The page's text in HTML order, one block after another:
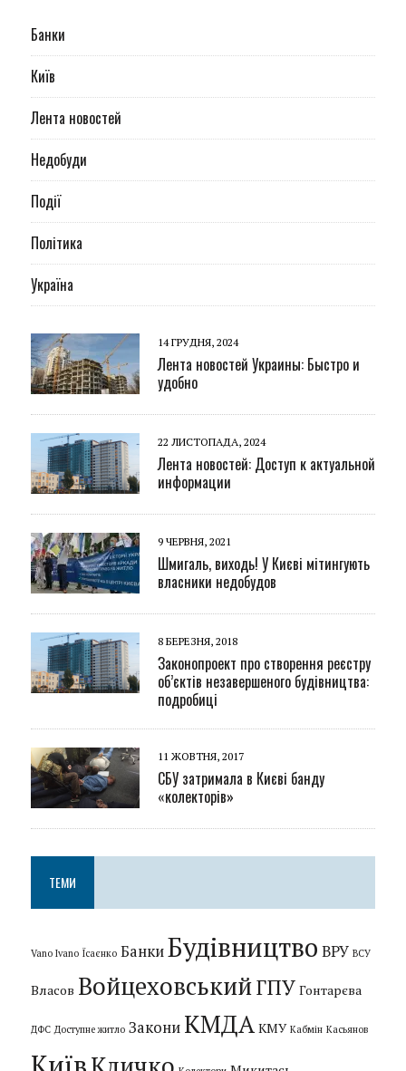
Банки
Київ
Лента новостей
Недобуди
Події
Політика
Україна
14 ГРУДНЯ, 2024
Лента новостей Украины: Быстро и
удобно
22 ЛИСТОПАДА, 2024
Лента новостей: Доступ к актуальной
информации
9 ЧЕРВНЯ, 2021
Шмигаль, виходь! У Києві мітингують
власники недобудов
8 БЕРЕЗНЯ, 2018
Законопроект про створення реєстру
об’єктів незавершеного будівництва:
подробиці
11 ЖОВТНЯ, 2017
СБУ затримала в Києві банду
«колекторів»
ТЕМИ
Vano Ivano Їсаєнко Банки Будівництво ВРУ ВСУ
Власов ВойцеховськийГПУ Гонтарєва
ДФС Доступне житло Закони КМДА КМУ Кабмін Касьянов